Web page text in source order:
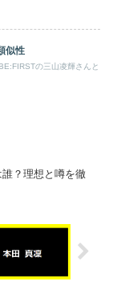
似性
の三山凌輝さんと
？理想と噂を徹